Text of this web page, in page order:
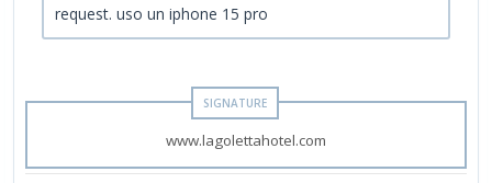
request. uso un iphone 15 pro
www.lagolettahotel.com